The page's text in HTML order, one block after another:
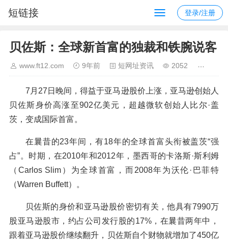
短链接 登录/注册
贝佐斯：全球新首富的独裁和铁腕说客
www.ft12.com 9年前 短网址资讯 2052
7月27日晚间，得益于亚马逊股价上涨，亚马逊创始人
贝佐斯身价高涨至902亿美元，超越微软创始人比尔·盖
茨，变成国际首富。
在曩昔的23年间，有18年的全球首富头衔被盖茨“强
占”。时期，在2010年和2012年，墨西哥的卡洛斯·斯利姆
（Carlos Slim）为全球首富，而2008年为沃伦·巴菲特
（Warren Buffett）。
贝佐斯的身价和亚马逊股价密切有关，他具有7990万
股亚马逊股市，约占公司发行股的17%，在曩昔两年中，
跟着亚马逊股价继续翻升，贝佐斯自个财物就增加了450亿